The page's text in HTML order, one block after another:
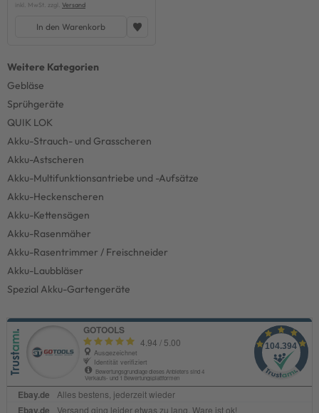
inkl. MwSt. zzgl. Versand
In den Warenkorb
Gebläse
Sprühgeräte
QUIK LOK
Akku-Strauch- und Grasscheren
Akku-Astscheren
Akku-Multifunktionsantriebe und -Aufsätze
Akku-Heckenscheren
Akku-Kettensägen
Akku-Rasenmäher
Akku-Rasentrimmer / Freischneider
Akku-Laubbläser
Spezial Akku-Gartengeräte